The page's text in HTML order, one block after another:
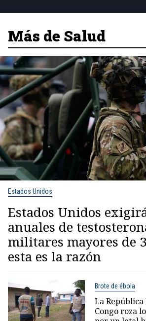
Más de Salud
Estados Unidos
Estados Unidos
anuales de
militares mayores de
esta es la razón
Brote de ébola
La
Congo roza